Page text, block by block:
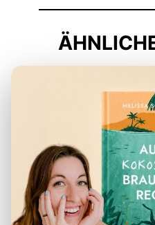
Du willst Indonesisch
Ressourcen